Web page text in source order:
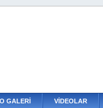
GALERİ VİDEOLAR